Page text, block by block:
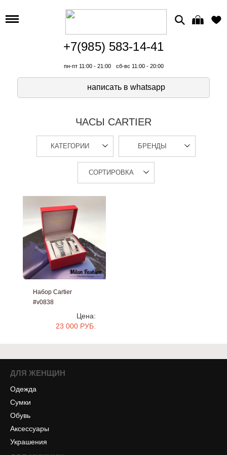
+7(985) 583-14-41
пн-пт 11:00 - 21:00 сб-вс 11:00 - 20:00
написать в whatsapp
ЧАСЫ CARTIER
КАТЕГОРИИ БРЕНДЫ
СОРТИРОВКА
Набор Cartier
#v0838
Цена:
23 000 РУБ.
ДЛЯ ЖЕНЩИН
Одежда
Сумки
Обувь
Аксессуары
Украшения